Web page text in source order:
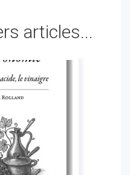
articles...